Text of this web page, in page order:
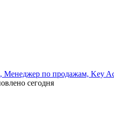
Менеджер по продажам, Key
сегодня